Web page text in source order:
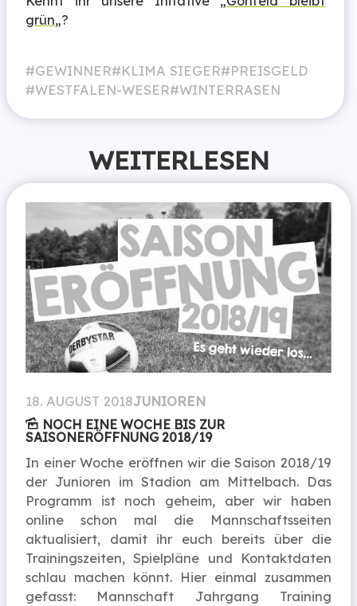
grün„?
GEWINNER KLIMA SIEGER
PREISGELD
WESTFALEN-WESER
WINTERRASEN
WEITERLESEN
18. AUGUST 2018JUNIOREN
NOCH EINE WOCHE BIS ZUR
SAISONERÖFFNUNG 2018/19
In einer Woche eröffnen wir die Saison 2018/19
der Junioren im Stadion am Mittelbach. Das
Programm ist noch geheim, aber wir haben
online schon mal die Mannschaftsseiten
aktualisiert, damit ihr euch bereits über die
Trainingszeiten, Spielpläne und Kontaktdaten
schlau machen könnt. Hier einmal zusammen
gefasst: Mannschaft Jahrgang Training